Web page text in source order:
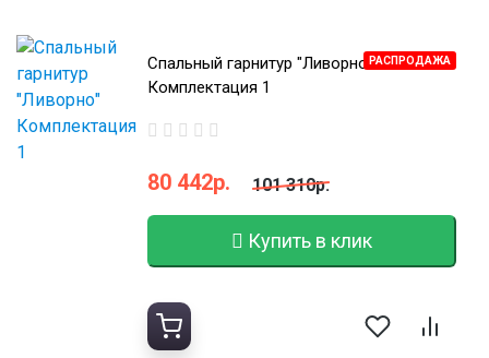
РАСПРОДАЖА
Спальный гарнитур "Ливорно"
Комплектация 1
80 442р. 101 310р.
Купить в клик